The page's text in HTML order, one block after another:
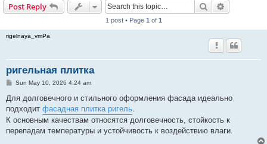
Post Reply Search
1 post • Page 1 of 1
rigelnaya_vmPa
ригельная плитка
P
s
Sun May 10, 2026 4:24 am
Для долговечного и стильного оформления фасада идеально
подходит фасадная плитка ригель.
К основным качествам относятся долговечность, стойкость к
перепадам температуры и устойчивость к воздействию влаги.